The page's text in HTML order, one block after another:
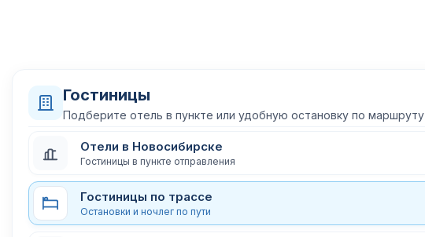
Гостиницы
Подберите отель в пункте или удобную остановку по маршруту
Отели в Новосибирске
Гостиницы в пункте отправления
Гостиницы по трассе
Остановки и ночлег по пути